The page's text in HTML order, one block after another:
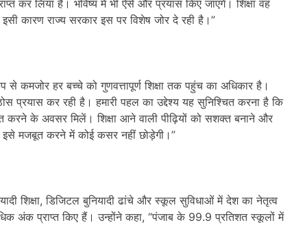
कर लिया है। भविष्य में भी ऐसे और प्रयास किए जाएंगे। शिक्षा वह
कारण राज्य सरकार इस पर विशेष जोर दे रही है।”
कमजोर हर बच्चे को गुणवत्तापूर्ण शिक्षा तक पहुंच का अधिकार है।
प्रयास कर रही है। हमारी पहल का उद्देश्य यह सुनिश्चित करना है कि
करने के अवसर मिलें। शिक्षा आने वाली पीढ़ियों को सशक्त बनाने और
इसे मजबूत करने में कोई कसर नहीं छोड़ेगी।”
शिक्षा, डिजिटल बुनियादी ढांचे और स्कूल सुविधाओं में देश का नेतृत्व
अंक प्राप्त किए हैं। उन्होंने कहा, “पंजाब के 99.9 प्रतिशत स्कूलों में